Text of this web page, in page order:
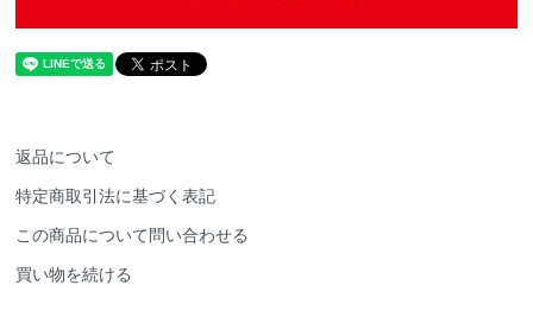
返品について
特定商取引法に基づく表記
この商品について問い合わせる
買い物を続ける